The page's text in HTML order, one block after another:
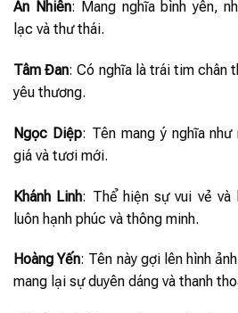
An Nhiên: Mang nghĩa bình yên,
lạc và thư thái.
Tâm Đan: Có nghĩa là trái tim chân
yêu thương.
Ngọc Diệp: Tên mang ý nghĩa
giá và tươi mới.
Khánh Linh: Thể hiện sự vui vẻ và
luôn hạnh phúc và thông minh.
Hoàng Yến: Tên này gợi lên hình
mang lại sự duyên dáng và thanh